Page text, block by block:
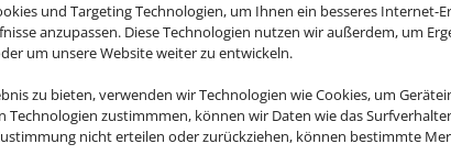
und Targeting Technologien, um Ihnen ein besseres Internet-
anzupassen. Diese Technologien nutzen wir außerdem, um
um unsere Website weiter zu entwickeln.
zu bieten, verwenden wir Technologien wie Cookies, um
Technologien zustimmmen, können wir Daten wie das
nicht erteilen oder zurückziehen, können bestimmte